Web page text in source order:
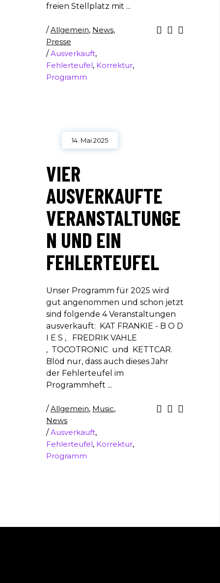
freien Stellplatz mit
/Allgemein, News,
Presse
/Ausverkauft,
Fehlerteufel, Korrektur,
Programm
14. Mai 2025
VIER
AUSVERKAUFTE
VERANSTALTUNGE
N UND EIN
FEHLERTEUFEL
Unser Programm für 2025 wird
gut angenommen und schon jetzt
sind folgende 4 Veranstaltungen
ausverkauft: KAT FRANKIE - B O D
I E S , FREDRIK VAHLE
, TOCOTRONIC und KETTCAR.
Blöd nur, dass auch dieses Jahr
der Fehlerteufel im
Programmheft
/Allgemein, Music,
News
/Ausverkauft,
Fehlerteufel, Korrektur,
Programm